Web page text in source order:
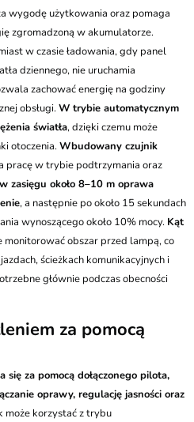
wygodę użytkowania oraz pomaga
zgromadzoną w akumulatorze.
w czasie ładowania, gdy panel
dziennego, nie uruchamia
zachować energię na godziny
obsługi.W trybie automatycznym
światła, dzięki czemu może
otoczenia.Wbudowany czujnik
pracę w trybie podtrzymania oraz
zasięgu około 8–10 m oprawa
, a następnie po około 15 sekundach
wynoszącego około 10% mocy. Kąt
monitorować obszar przed lampą, co
ścieżkach komunikacyjnych i
głównie podczas obecności
za pomocą
się za pomocą dołączonego pilota,
oprawy, regulację jasności oraz
może korzystać z trybu